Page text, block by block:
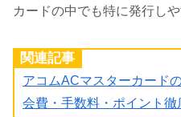
カードの中でも特に発行し
関連記事
アコムACマスターカード
会費・手数料・ポイント徹